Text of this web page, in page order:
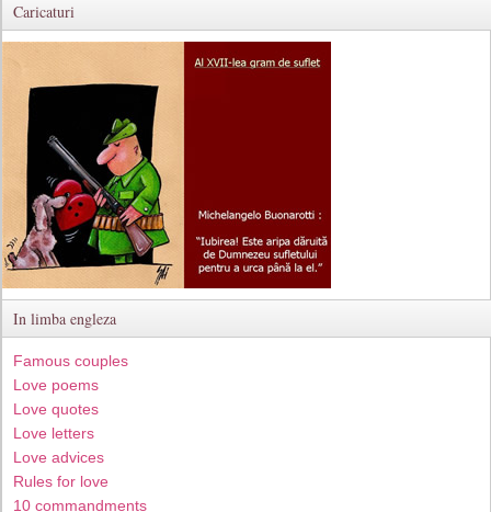
Caricaturi
In limba engleza
Famous couples
Love poems
Love quotes
Love letters
Love advices
Rules for love
10 commandments